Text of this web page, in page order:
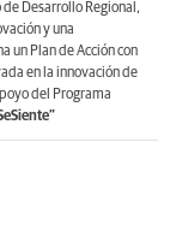
Desarrollo Regional,
y una
un Plan de Acción con
en la innovación de
del Programa